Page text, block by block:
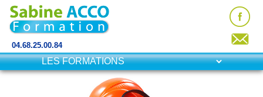
04.68.25.00.84